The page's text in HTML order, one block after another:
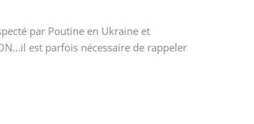
par Poutine en Ukraine et
est parfois nécessaire de rappeler